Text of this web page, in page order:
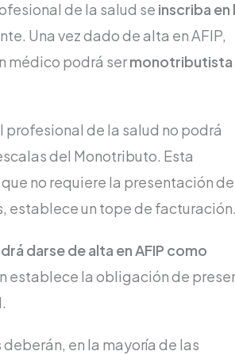
de la salud se inscriba en
Una vez dado de alta en AFIP,
médico podrá sermonotributista
profesional de la salud no podrá
del Monotributo. Esta
no requiere la presentación de
establece un tope de
darse de alta en AFIP como
establece la obligación de
en la mayoría de las